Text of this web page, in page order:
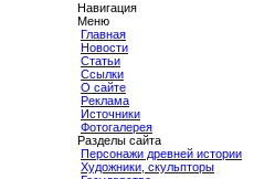
Навигация
Меню
Главная
Новости
Статьи
Ссылки
О сайте
Реклама
Источники
Фотогалерея
Разделы сайта
Персонажи древней истории
Художники, скульпторы